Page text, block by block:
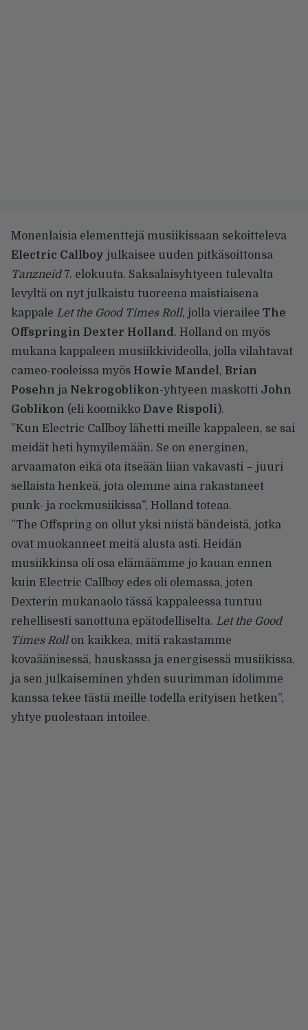
Monenlaisia elementtejä musiikissaan sekoitteleva
Electric Callboy julkaisee uuden pitkäsoittonsa
Tanzneid7. elokuuta. Saksalaisyhtyeen tulevalta
levyltä on nyt julkaistu tuoreena maistiaisena
kappale Let the Good Times Roll, jolla vierailee The
Offspringin Dexter Holland. Holland on myös
mukana kappaleen musiikkivideolla, jolla vilahtavat
cameo-rooleissa myös Howie Mandel, Brian
Posehn ja Nekrogoblikon-yhtyeen maskotti John
Goblikon (eli koomikko Dave Rispoli).
”Kun Electric Callboy lähetti meille kappaleen, se sai
meidät heti hymyilemään. Se on energinen,
arvaamaton eikä ota itseään liian vakavasti – juuri
sellaista henkeä, jota olemme aina rakastaneet
punk- ja rockmusiikissa”, Holland toteaa.
”The Offspring on ollut yksi niistä bändeistä, jotka
ovat muokanneet meitä alusta asti. Heidän
musiikkinsa oli osa elämäämme jo kauan ennen
kuin Electric Callboy edes oli olemassa, joten
Dexterin mukanaolo tässä kappaleessa tuntuu
rehellisesti sanottuna epätodelliselta. Let the Good
Times Rollon kaikkea, mitä rakastamme
kovaäänisessä, hauskassa ja energisessä musiikissa,
ja sen julkaiseminen yhden suurimman idolimme
kanssa tekee tästä meille todella erityisen hetken”,
yhtye puolestaan intoilee.